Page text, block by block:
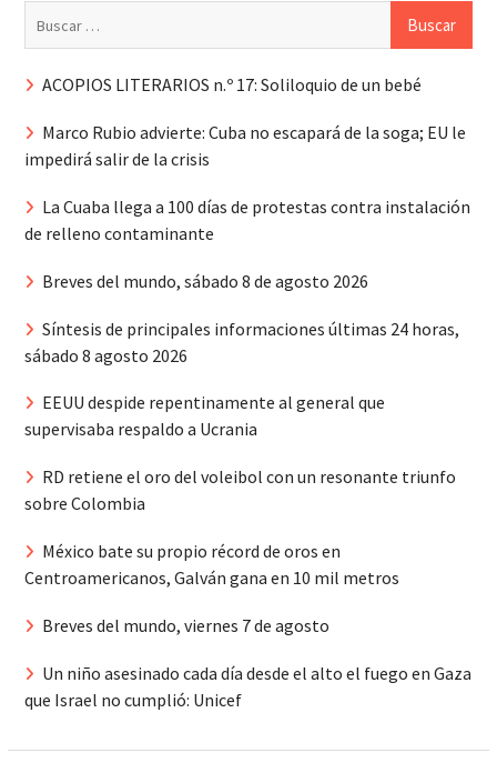
ACOPIOS LITERARIOS n.º 17: Soliloquio de un bebé
Marco Rubio advierte: Cuba no escapará de la soga; EU le
impedirá salir de la crisis
La Cuaba llega a 100 días de protestas contra instalación
de relleno contaminante
Breves del mundo, sábado 8 de agosto 2026
Síntesis de principales informaciones últimas 24 horas,
sábado 8 agosto 2026
EEUU despide repentinamente al general que
supervisaba respaldo a Ucrania
RD retiene el oro del voleibol con un resonante triunfo
sobre Colombia
México bate su propio récord de oros en
Centroamericanos, Galván gana en 10 mil metros
Breves del mundo, viernes 7 de agosto
Un niño asesinado cada día desde el alto el fuego en Gaza
que Israel no cumplió: Unicef